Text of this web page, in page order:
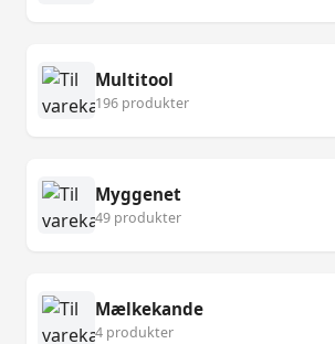
Multitool
196 produkter
Myggenet
49 produkter
Mælkekande
4 produkter